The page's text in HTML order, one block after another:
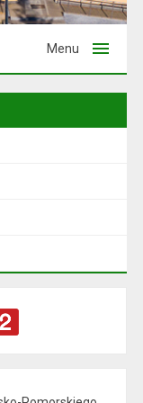
Menu